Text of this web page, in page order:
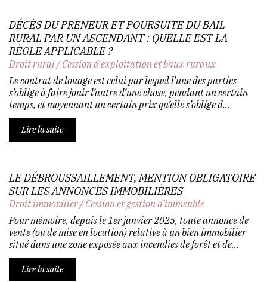
DÉCÈS DU PRENEUR ET POURSUITE DU BAIL
RURAL PAR UN ASCENDANT : QUELLE EST LA
RÈGLE APPLICABLE ?
Droit rural/Cession d'exploitation et baux ruraux
Le contrat de louage est celui par lequel l’une des parties
s’oblige à faire jouir l’autre d’une chose, pendant un certain
temps, et moyennant un certain prix qu’elle s’oblige d...
Lire la suite
LE DÉBROUSSAILLEMENT, MENTION OBLIGATOIRE
SUR LES ANNONCES IMMOBILIÈRES
Droit immobilier/Cession et gestion d'immeuble
Pour mémoire, depuis le 1er janvier 2025, toute annonce de
vente (ou de mise en location) relative à un bien immobilier
situé dans une zone exposée aux incendies de forêt et de...
Lire la suite